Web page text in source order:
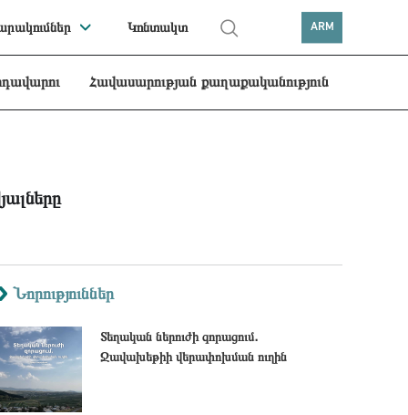
Կոնտակտ ARM
Հավասարության քաղաքականություն
Նորություններ
Տեղական ներուժի զորացում․
Ջավախեթիի վերափոխման ուղին